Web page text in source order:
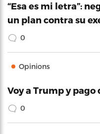
“Esa es mi letra”:
un plan contra su
0
Opinions
Voy a Trump y pago
0